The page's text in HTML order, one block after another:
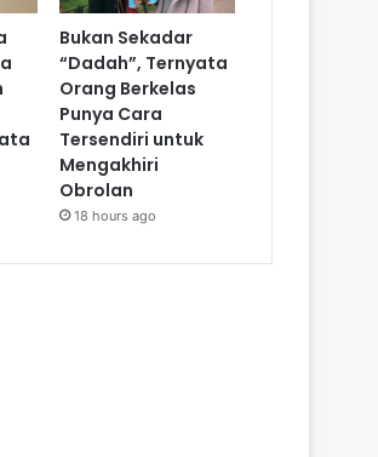
Bukan Sekadar
“Dadah”, Ternyata
Orang Berkelas
Punya Cara
Tersendiri untuk
Mengakhiri
Obrolan
18 hours ago